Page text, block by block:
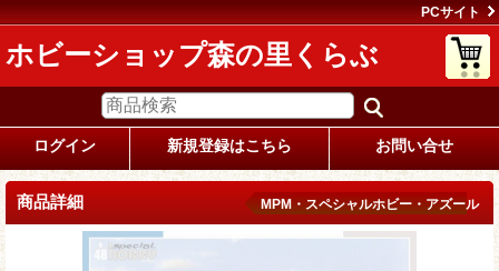
PCサイト
ホビーショップ森の里くらぶ
ログイン 新規登録はこちら お問い合せ
商品詳細 MPM・スペシャルホビー・アズール